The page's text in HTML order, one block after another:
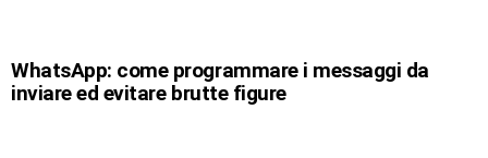
WhatsApp: come programmare i messaggi da
inviare ed evitare brutte figure